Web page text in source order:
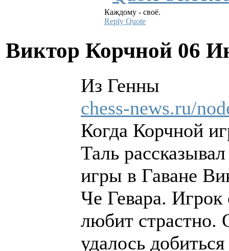
Каждому - своё.
Reply Quote
Виктор Корчной 06
Из Генны
chess-news.ru/
Когда Корчной
Таль
игры в Гаване
Че Гевара.
любит страстно.
удалось